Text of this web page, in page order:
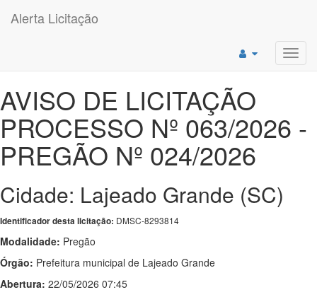
Alerta Licitação
AVISO DE LICITAÇÃO
PROCESSO Nº 063/2026 -
PREGÃO Nº 024/2026
Cidade: Lajeado Grande (SC)
Identificador desta licitação: DMSC-8293814
Modalidade: Pregão
Órgão: Prefeitura municipal de Lajeado Grande
Abertura: 22/05/2026 07:45